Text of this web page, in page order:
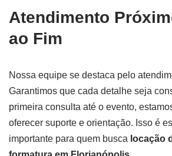
Atendimento
ao Fim
Nossa equipe se destaca pelo
Garantimos que cada detalhe seja
primeira consulta até o evento,
oferecer suporte e orientação. Isso é
importante para quem busca locação